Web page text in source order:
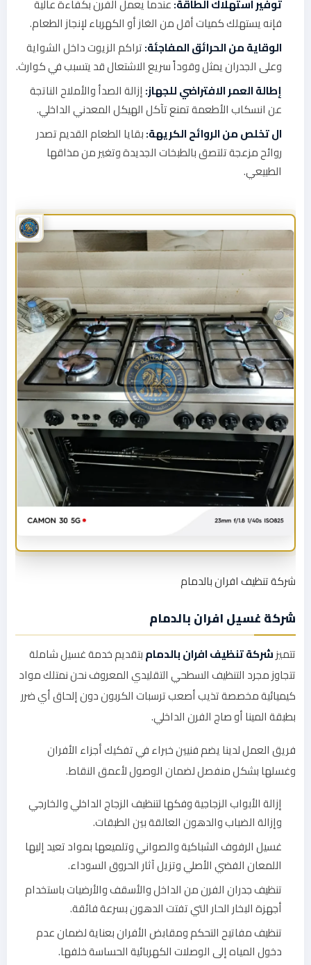
توفير استهلاك الطاقة:عندما يعمل الفرن بكفاءة عالية
فإنه يستهلك كميات أقل من الغاز أو الكهرباء لإنجاز الطعام.
الوقاية من الحرائق المفاجئة:تراكم الزيوت داخل الشواية
وعلى الجدران يمثل وقوداً سريع الاشتعال قد يتسبب في كوارث.
إطالة العمر الافتراضي للجهاز:إزالة الصدأ والأملاح الناتجة
عن انسكاب الأطعمة تمنع تآكل الهيكل المعدني الداخلي.
ال تخلص من الروائح الكريهة:بقايا الطعام القديم تصدر
روائح مزعجة تلتصق بالطبخات الجديدة وتغير من مذاقها
الطبيعي.
شركة تنظيف افران بالدمام
شركة غسيل افران بالدمام
تتميزشركة تنظيف افران بالدمامبتقديم خدمة غسيل شاملة
تتجاوز مجرد التنظيف السطحي التقليدي المعروف نحن نمتلك مواد
كيميائية مخصصة تذيب أصعب ترسبات الكربون دون إلحاق أي ضرر
بطبقة المينا أو صاج الفرن الداخلي.
فريق العمل لدينا يضم فنيين خبراء في تفكيك أجزاء الأفران
وغسلها بشكل منفصل لضمان الوصول لأعمق النقاط.
إزالة الأبواب الزجاجية وفكها لتنظيف الزجاج الداخلي والخارجي
وإزالة الضباب والدهون العالقة بين الطبقات.
غسيل الرفوف الشباكية والصواني وتلميعها بمواد تعيد إليها
اللمعان الفضي الأصلي وتزيل آثار الحروق السوداء.
تنظيف جدران الفرن من الداخل والأسقف والأرضيات باستخدام
أجهزة البخار الحار التي تفتت الدهون بسرعة فائقة.
تنظيف مفاتيح التحكم ومقابض الأفران بعناية لضمان عدم
دخول المياه إلى الوصلات الكهربائية الحساسة خلفها.